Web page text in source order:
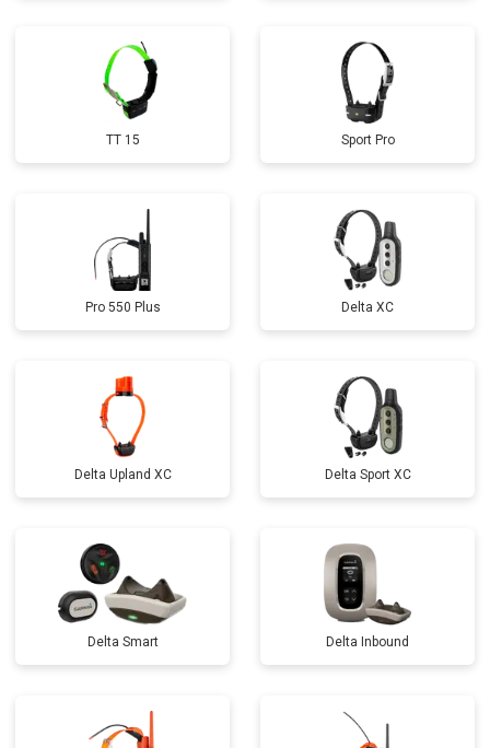
TT 15 Sport Pro
Pro 550 Plus Delta XC
Delta Upland XC Delta Sport XC
Delta Smart Delta Inbound